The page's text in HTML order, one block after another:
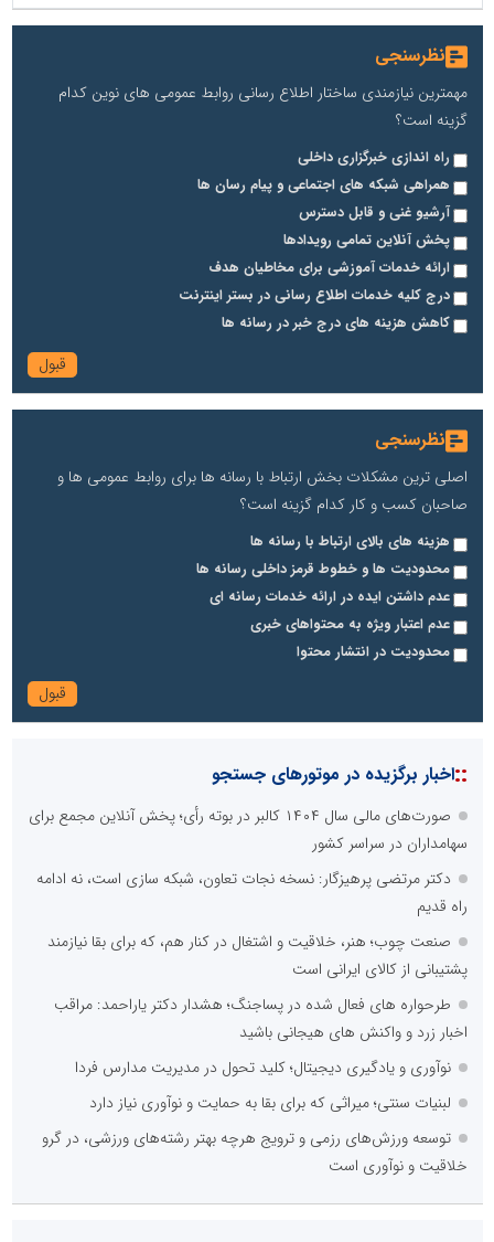
نظرسنجی
مهمترین نیازمندی ساختار اطلاع رسانی روابط عمومی های نوین کدام
گزینه است؟
راه اندازی خبرگزاری داخلی
همراهی شبکه های اجتماعی و پیام رسان ها
آرشیو غنی و قابل دسترس
پخش آنلاین تمامی رویدادها
ارائه خدمات آموزشی برای مخاطیان هدف
درج کلیه خدمات اطلاع رسانی در بستر اینترنت
کاهش هزینه های درج خبر در رسانه ها
نظرسنجی
اصلی ترین مشکلات بخش ارتباط با رسانه ها برای روابط عمومی ها و
صاحبان کسب و کار کدام گزینه است؟
هزینه های بالای ارتباط با رسانه ها
محدودیت ها و خطوط قرمز داخلی رسانه ها
عدم داشتن ایده در ارائه خدمات رسانه ای
عدم اعتبار ویژه به محتواهای خبری
محدودیت در انتشار محتوا
::اخبار برگزیده در موتورهای جستجو
صورت‌های مالی سال ۱۴۰۴ کالبر در بوته رأی؛ پخش آنلاین مجمع برای
سهامداران در سراسر کشور
دکتر مرتضی پرهیزگار: نسخه نجات تعاون، شبکه سازی است، نه ادامه
راه قدیم
صنعت چوب؛ هنر، خلاقیت و اشتغال در کنار هم، که برای بقا نیازمند
پشتیبانی از کالای ایرانی است
طرحواره های فعال شده در پساجنگ؛ هشدار دکتر یاراحمد: مراقب
اخبار زرد و واکنش های هیجانی باشید
نوآوری و یادگیری دیجیتال؛ کلید تحول در مدیریت مدارس فردا
لبنیات سنتی؛ میراثی که برای بقا به حمایت و نوآوری نیاز دارد
توسعه ورزش‌های رزمی و ترویج هرچه بهتر رشته‌های ورزشی، در گرو
خلاقیت و نوآوری است